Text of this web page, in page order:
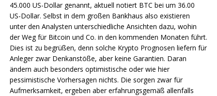
45.000 US-Dollar genannt, aktuell notiert BTC bei um 36.00
US-Dollar. Selbst in dem großen Bankhaus also existieren
unter den Analysten unterschiedliche Ansichten dazu, wohin
der Weg für Bitcoin und Co. in den kommenden Monaten führt.
Dies ist zu begrüßen, denn solche Krypto Prognosen liefern für
Anleger zwar Denkanstöße, aber keine Garantien. Daran
ändern auch besonders optimistische oder wie hier
pessimistische Vorhersagen nichts. Die sorgen zwar für
Aufmerksamkeit, ergeben aber erfahrungsgemäß allenfalls